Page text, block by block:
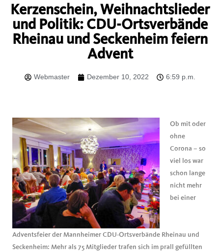
Kerzenschein, Weihnachtslieder
und Politik: CDU-Ortsverbände
Rheinau und Seckenheim feiern
Advent
Webmaster Dezember 10, 2022 6:59 p.m.
Ob mit oder
ohne
Corona – so
viel los war
schon lange
nicht mehr
bei einer
Adventsfeier der Mannheimer CDU-Ortsverbände Rheinau und
Seckenheim: Mehr als 75 Mitglieder trafen sich im prall gefüllten